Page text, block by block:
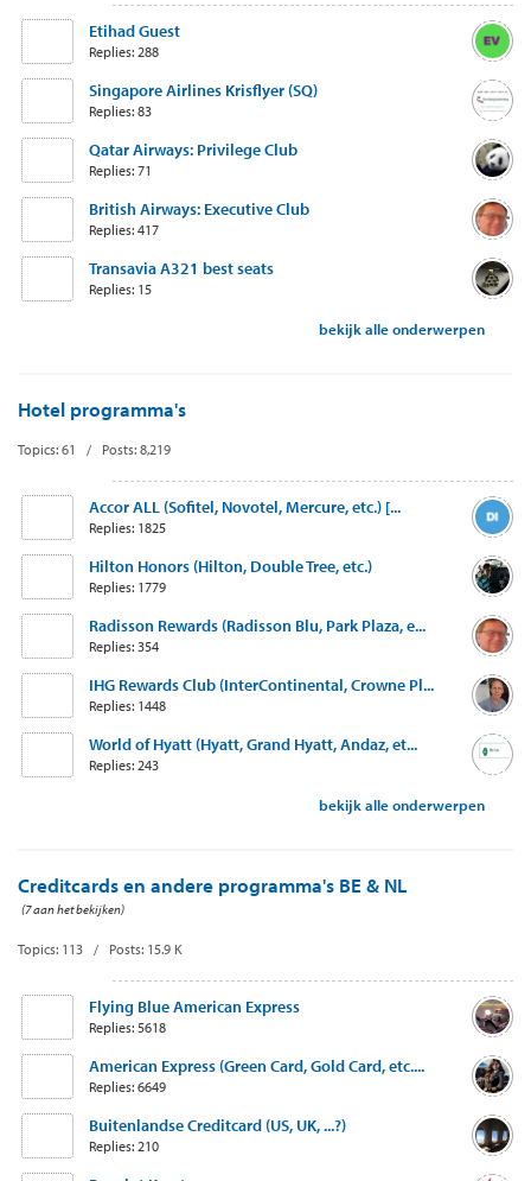
Etihad Guest
Replies: 288
Singapore Airlines Krisflyer (SQ)
Replies: 83
Qatar Airways: Privilege Club
Replies: 71
British Airways: Executive Club
Replies: 417
Transavia A321 best seats
Replies: 15
bekijk alle onderwerpen
Hotel programma's
Topics: 61 / Posts: 8,219
Accor ALL (Sofitel, Novotel, Mercure, etc.) [...
Replies: 1825
Hilton Honors (Hilton, Double Tree, etc.)
Replies: 1779
Radisson Rewards (Radisson Blu, Park Plaza, e...
Replies: 354
IHG Rewards Club (InterContinental, Crowne Pl...
Replies: 1448
World of Hyatt (Hyatt, Grand Hyatt, Andaz, et...
Replies: 243
bekijk alle onderwerpen
Creditcards en andere programma's BE & NL
(7 aan het bekijken)
Topics: 113 / Posts: 15.9 K
Flying Blue American Express
Replies: 5618
American Express (Green Card, Gold Card, etc....
Replies: 6649
Buitenlandse Creditcard (US, UK, ...?)
Replies: 210